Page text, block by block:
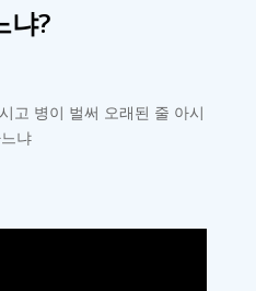
냐?
고 병이 벌써 오래된 줄 아시
냐